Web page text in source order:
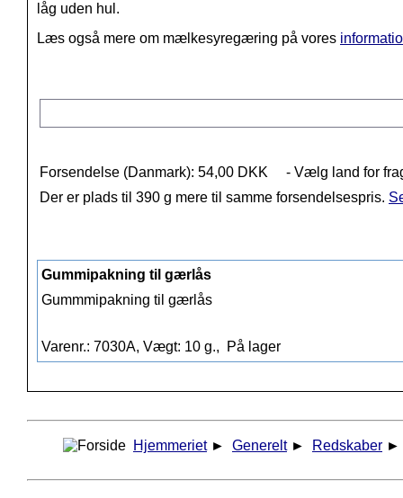
låg uden hul.
Læs også mere om mælkesyregæring på vores
Forsendelse (Danmark): 54,00 DKK
- Vælg land for
Der er plads til 390 g mere til samme forsendelsespris.
Gummipakning til gærlås
Gummmipakning til gærlås
Varenr.: 7030A, Vægt: 10 g., På lager
Hjemmeriet ► Generelt ► Redskaber ►